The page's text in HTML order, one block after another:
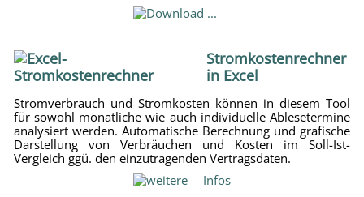
Stromkostenrechner
in Excel
Stromverbrauch und Stromkosten können in diesem Tool
für sowohl monatliche wie auch individuelle Ablesetermine
analysiert werden. Automatische Berechnung und grafische
Darstellung von Verbräuchen und Kosten im Soll-Ist-
Vergleich ggü. den einzutragenden Vertragsdaten.